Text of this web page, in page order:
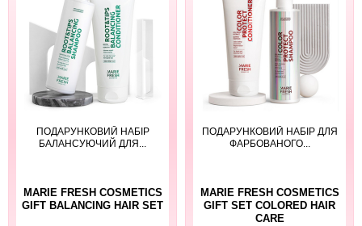
ПОДАРУНКОВИЙ НАБІР
БАЛАНСУЮЧИЙ ДЛЯ...
MARIE FRESH COSMETICS
GIFT BALANCING HAIR SET
ПОДАРУНКОВИЙ НАБІР ДЛЯ
ФАРБОВАНОГО...
MARIE FRESH COSMETICS
GIFT SET COLORED HAIR
CARE